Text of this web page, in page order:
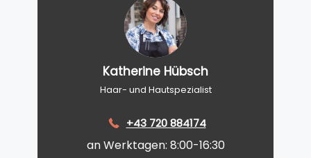
Katherine Hübsch
Haar- und Hautspezialist
+43 720 884174
an Werktagen: 8:00-16:30